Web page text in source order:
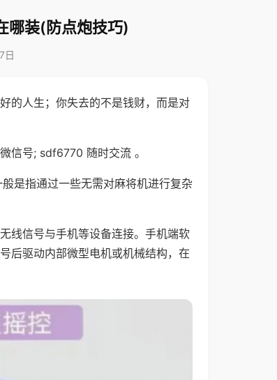
哪装(防点炮技巧)
日
的人生；你失去的不是钱财，而是对
信号; sdf6770 随时交流 。
是指通过一些无需对麻将机进行复杂
线信号与手机等设备连接。手机端软
后驱动内部微型电机或机械结构，在